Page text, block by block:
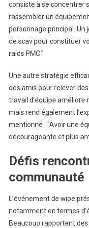
consiste à se concentrer
rassembler un
personnage principal. Un
de scav pour constituer
raids PMC.”
Une autre stratégie
des amis pour relever
travail d’équipe améliore
mais rend également
mentionné : “Avoir une
décourageante et plus
Défis
communauté
L’événement de wipe
notamment en termes
Beaucoup rapportent